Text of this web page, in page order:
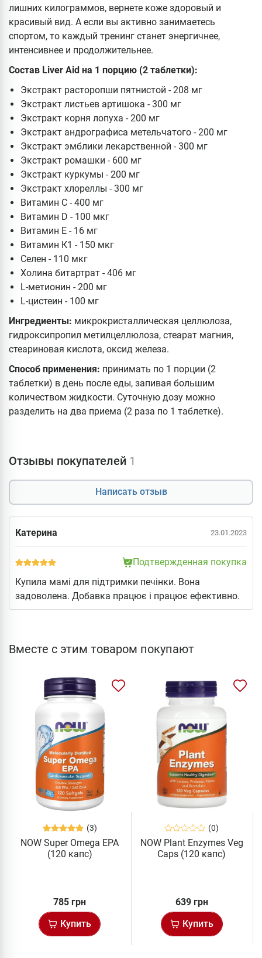
лишних килограммов, вернете коже здоровый и
красивый вид. А если вы активно занимаетесь
спортом, то каждый тренинг станет энергичнее,
интенсивнее и продолжительнее.
Состав Liver Aid на 1 порцию (2 таблетки):
Экстракт расторопши пятнистой - 208 мг
Экстракт листьев артишока - 300 мг
Экстракт корня лопуха - 200 мг
Экстракт андрографиса метельчатого - 200 мг
Экстракт эмблики лекарственной - 300 мг
Экстракт ромашки - 600 мг
Экстракт куркумы - 200 мг
Экстракт хлореллы - 300 мг
Витамин С - 400 мг
Витамин D - 100 мкг
Витамин Е - 16 мг
Витамин К1 - 150 мкг
Селен - 110 мкг
Холина битартрат - 406 мг
L-метионин - 200 мг
L-цистеин - 100 мг
Ингредиенты: микрокристаллическая целлюлоза,
гидроксипропил метилцеллюлоза, стеарат магния,
стеариновая кислота, оксид железа.
Способ применения: принимать по 1 порции (2
таблетки) в день после еды, запивая большим
количеством жидкости. Суточную дозу можно
разделить на два приема (2 раза по 1 таблетке).
Отзывы покупателей 1
Написать отзыв
Катерина 23.01.2023
Подтвержденная покупка
Купила мамі для підтримки печінки. Вона
задоволена. Добавка працює і працює ефективно.
Вместе с этим товаром покупают
(3)
NOW Super Omega EPA
(120 капс)
785 грн
Купить
(0)
NOW Plant Enzymes Veg
Caps (120 капс)
639 грн
Купить